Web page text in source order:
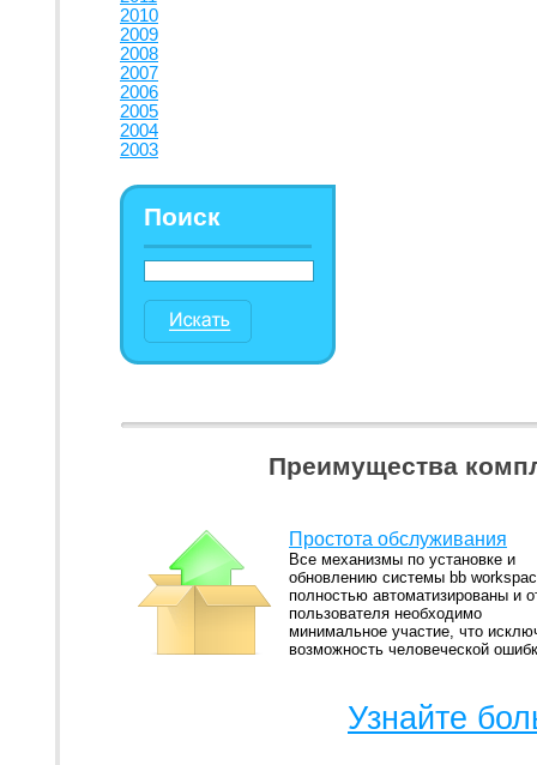
2010
2009
2008
2007
2006
2005
2004
2003
Поиск
Преимущества
Простота обслуживания
Все механизмы по установке и
обновлению системы bb
полностью автоматизированы и
пользователя необходимо
минимальное участие, что
возможность человеческой
Узнайте